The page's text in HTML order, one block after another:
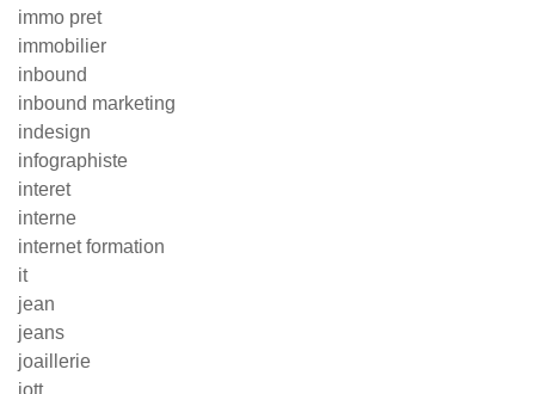
immo pret
immobilier
inbound
inbound marketing
indesign
infographiste
interet
interne
internet formation
it
jean
jeans
joaillerie
jott